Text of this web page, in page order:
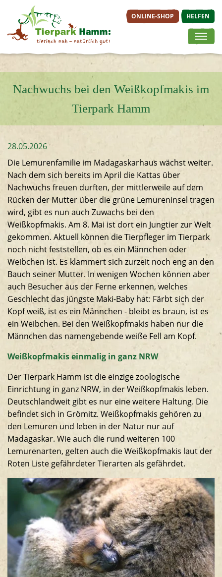
Springe direkt zu:
Inhalt
ONLINE-SHOP HELFEN
Tageskarten
Angebote der
Veranstaltungen
Gutscheine
Tierische Bewohner
Afrikaanlage
Afrikavoliere
Erdmännchenanlage
Erlebniswelt
Inselwelten
Kinderbauernhof &
Streichelgehege
Tigeranlage
Südamerikaanlage
Lageplan
Service &
Nachwuchs bei den Weißkopfmakis im
Tierpark Hamm
28.05.2026
Die Lemurenfamilie im Madagaskarhaus wächst weiter.
Nach dem sich bereits im April die Kattas über
Nachwuchs freuen durften, der mittlerweile auf dem
Rücken der Mutter über die grüne Lemureninsel tragen
wird, gibt es nun auch Zuwachs bei den
Weißkopfmakis. Am 8. Mai ist dort ein Jungtier zur Welt
gekommen. Aktuell können die Tierpfleger im Tierpark
noch nicht feststellen, ob es ein Männchen oder
Weibchen ist. Es klammert sich zurzeit noch eng an den
Bauch seiner Mutter. In wenigen Wochen können aber
auch Besucher aus der Ferne erkennen, welches
Geschlecht das jüngste Maki-Baby hat: Färbt sich der
Kopf weiß, ist es ein Männchen - bleibt es braun, ist es
ein Weibchen. Bei den Weißkopfmakis haben nur die
Männchen das namengebende weiße Fell am Kopf.
Weißkopfmakis einmalig in ganz NRW
Der Tierpark Hamm ist die einzige zoologische
Einrichtung in ganz NRW, in der Weißkopfmakis leben.
Deutschlandweit gibt es nur eine weitere Haltung. Die
befindet sich in Grömitz. Weißkopfmakis gehören zu
den Lemuren und leben in der Natur nur auf
Madagaskar. Wie auch die rund weiteren 100
Lemurenarten, gelten auch die Weißkopfmakis laut der
Roten Liste gefährdeter Tierarten als gefährdet.